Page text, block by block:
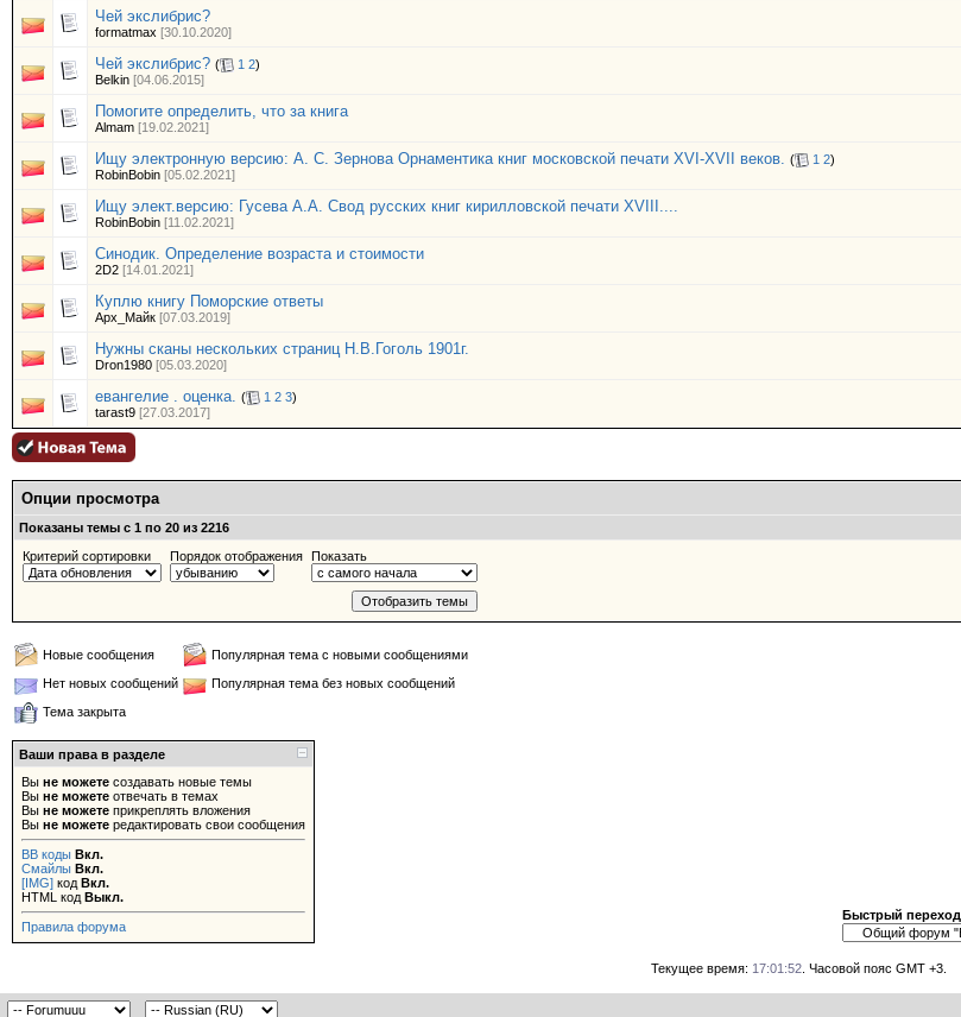
Чей экслибрис?
formatmax [30.10.2020]
Чей экслибрис? ( 1 2)
Belkin [04.06.2015]
Помогите определить, что за книга
Almam [19.02.2021]
Ищу электронную версию: А. С. Зернова Орнаментика книг московской печати XVI-XVII веков. ( 1 2)
RobinBobin [05.02.2021]
Ищу элект.версию: Гусева А.А. Свод русских книг кирилловской печати XVIII....
RobinBobin [11.02.2021]
Синодик. Определение возраста и стоимости
2D2 [14.01.2021]
Куплю книгу Поморские ответы
Арх_Майк [07.03.2019]
Нужны сканы нескольких страниц Н.В.Гоголь 1901г.
Dron1980 [05.03.2020]
евангелие . оценка. ( 1 2 3)
tarast9 [27.03.2017]
Опции просмотра
Показаны темы с 1 по 20 из 2216
Критерий сортировки
Порядок отображения Показать
Новые сообщения
Популярная тема с новыми сообщениями
Нет новых сообщений
Популярная тема без новых сообщений
Тема закрыта
Ваши права в разделе
Вы не можете создавать новые темы
Вы не можете отвечать в темах
Вы не можете прикреплять вложения
Вы не можете редактировать свои сообщения
BB коды Вкл.
Смайлы Вкл.
[IMG] код Вкл.
HTML код Выкл.
Правила форума
Быстрый переход
Текущее время: 17:01:52. Часовой пояс GMT +3.